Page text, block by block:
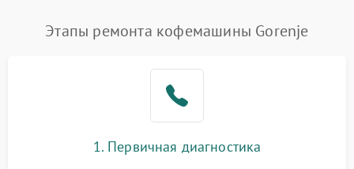
Этапы ремонта кофемашины Gorenje
1. Первичная диагностика